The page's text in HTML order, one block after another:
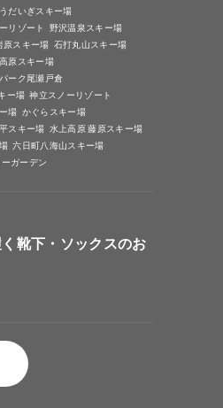
だいぎスキー場
リゾート
野沢温泉スキー場
原スキー場 石打丸山スキー場
原スキー場
ーク尾瀬戸倉
ー場 神立スノーリゾート
場 かぐらスキー場
スキー場 水上高原 藤原スキー場
六日町八海山スキー場
ーガーデン
靴下・ソックスのお